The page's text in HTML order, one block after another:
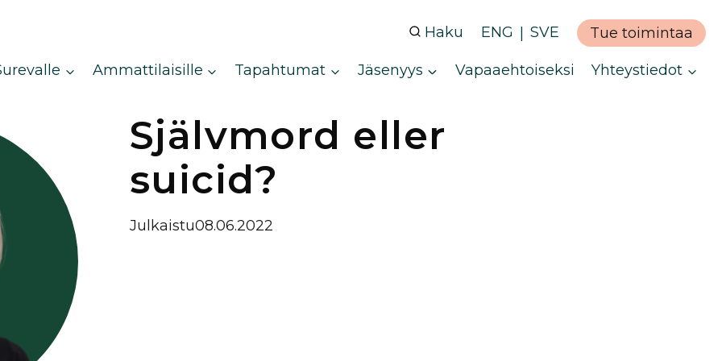
Haku ENG SVE Tue toimintaa
Ammattilaisille Tapahtumat Jäsenyys Vapaaehtoiseksi Yhteystiedot
Självmord eller
suicid?
Julkaistu08.06.2022